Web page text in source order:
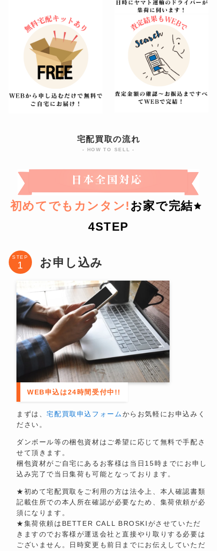
宅配買取の流れ
- HOW TO SELL -
初めてでもカンタン! お家で完結
4STEP
STEP お申し込み
WEB申込は24時間受付中!!
まずは、宅配買取申込フォームからお気軽にお申込みく
ださい。
ダンボール等の梱包資材はご希望に応じて無料で手配さ
せて頂きます。
梱包資材がご自宅にあるお客様は当日15時までにお申し
込み完了で当日集荷も可能となっております。
★初めて宅配買取をご利用の方は法令上、本人確認書類
記載住所での本人所在確認が必要なため、集荷依頼が必
須になります。
★集荷依頼はBETTER CALL BROSKIがさせていただ
きますのでお客様が運送会社と直接やり取りする必要は
ございません。日時変更も前日までにお伝えしていただ